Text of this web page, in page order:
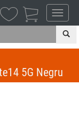
5G Negru